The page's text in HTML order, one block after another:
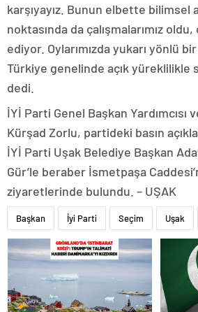
karşıyayız. Bunun elbette bilimsel
noktasında da çalışmalarımız
ediyor. Oylarımızda yukarı yönlü
Türkiye genelinde açık yüreklilikle
dedi.
İYİ Parti Genel Başkan Yardımcısı
Kürşad Zorlu, partideki basın
İYİ Parti Uşak Belediye Başkan
Gür’le beraber İsmetpaşa
ziyaretlerinde bulundu. – UŞAK
Başkan İyi Parti Seçim Uşak